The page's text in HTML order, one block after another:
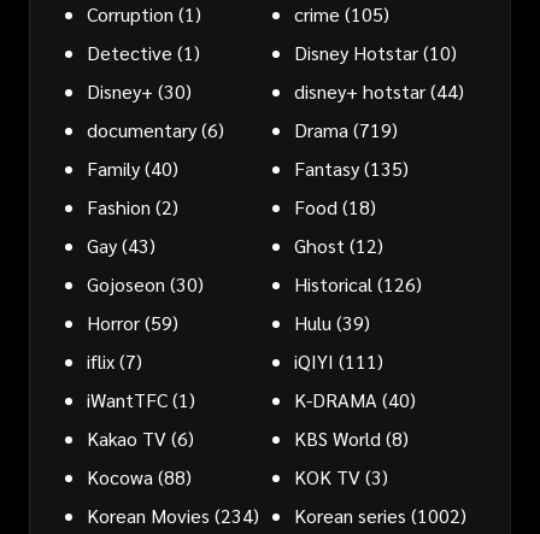
Corruption (1) crime (105)
Detective (1) Disney Hotstar(10)
Disney+ (30) disney+ hotstar(44)
documentary(6) Drama(719)
Family(40) Fantasy(135)
Fashion (2) Food(18)
Gay(43) Ghost(12)
Gojoseon (30) Historical(126)
Horror(59) Hulu(39)
iflix(7) iQIYI (111)
iWantTFC(1) K-DRAMA(40)
Kakao TV(6) KBS World(8)
Kocowa(88) KOK TV(3)
Korean Movies (234) Korean series (1002)